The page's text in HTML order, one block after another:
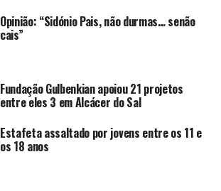
Opinião: “Sidónio Pais, não durmas… senão
cais”
Fundação Gulbenkian apoiou 21 projetos
entre eles 3 em Alcácer do Sal
Estafeta assaltado por jovens entre os 11 e
os 18 anos